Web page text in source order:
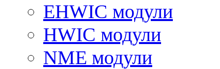
EHWIC модули
HWIC модули
NME модули